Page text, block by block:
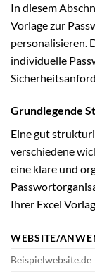
In diesem
Vorlage zur
personalisieren.
individuelle
Grundlegende
Eine gut
verschiedene
eine klare und
Ihrer Excel
WEBSITE/
Beispielwebsite.de